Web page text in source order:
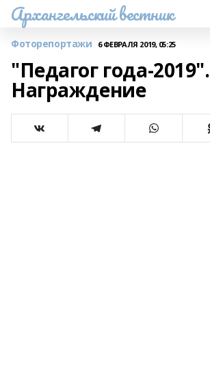
Архангельский вестник
Фоторепортажи 6 ФЕВРАЛЯ 2019, 05:25
"Педагог года-2019".
Награждение